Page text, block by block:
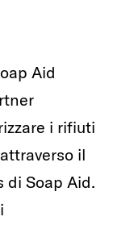
Aid
i rifiuti
il
di Soap Aid.